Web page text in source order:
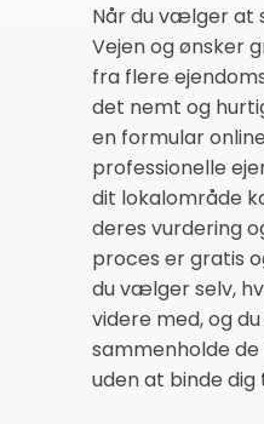
Når du vælger at
Vejen og ønsker
fra flere
det nemt og
en formular
professionelle
dit lokalområde
deres vurdering
proces er gratis
du vælger selv,
videre med, og
sammenholde
uden at binde dig